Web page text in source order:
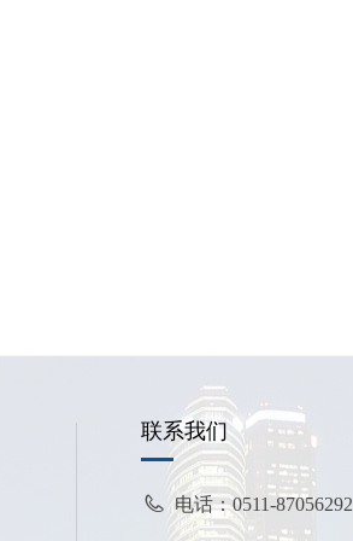
电话：0511-87056292
联系我们